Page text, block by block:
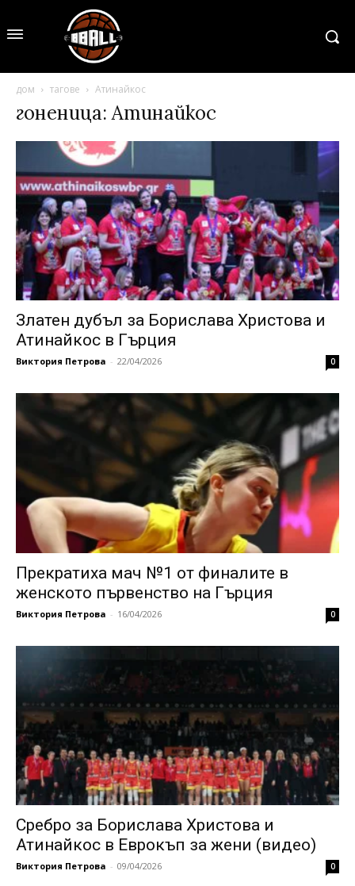
дом тагове Атинайкос
гоненица: Атинайкос
Златен дубъл за Борислава Христова и
Атинайкос в Гърция
Виктория Петрова - 22/04/2026 0
Прекратиха мач №1 от финалите в
женското първенство на Гърция
Виктория Петрова - 16/04/2026 0
Сребро за Борислава Христова и
Атинайкос в Еврокъп за жени (видео)
Виктория Петрова - 09/04/2026 0